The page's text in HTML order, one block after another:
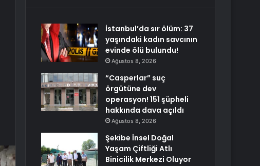
İstanbul’da sır ölüm: 37
yaşındaki kadın savcının
evinde ölü bulundu!
Ağustos 8, 2026
“Casperlar” suç
örgütüne dev
operasyon! 151 şüpheli
hakkında dava açıldı
Ağustos 8, 2026
Şekibe İnsel Doğal
Yaşam Çiftliği Atlı
Binicilik Merkezi Oluyor